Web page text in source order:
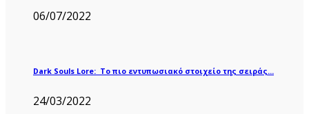
06/07/2022
Dark Souls Lore: Το πιο εντυπωσιακό στοιχείο της σειράς…
24/03/2022